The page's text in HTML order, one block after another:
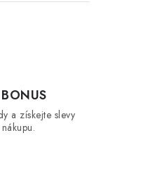
a získejte slevy